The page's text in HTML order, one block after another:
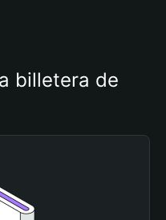
billetera de